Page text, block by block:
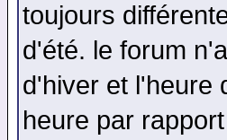
toujours
d'été. le forum
d'hiver et l'heure
heure par